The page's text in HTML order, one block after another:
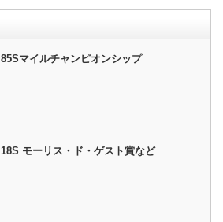
85Sマイルチャンピオンシップ
18S モーリス・ド・ゲスト賞など